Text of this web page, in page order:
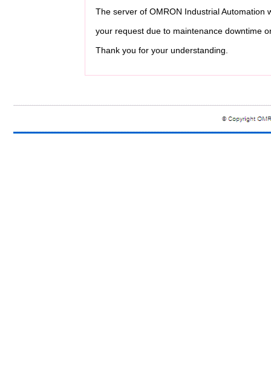
The server of OMRON Industrial Automation
your request due to maintenance downtime
Thank you for your understanding.